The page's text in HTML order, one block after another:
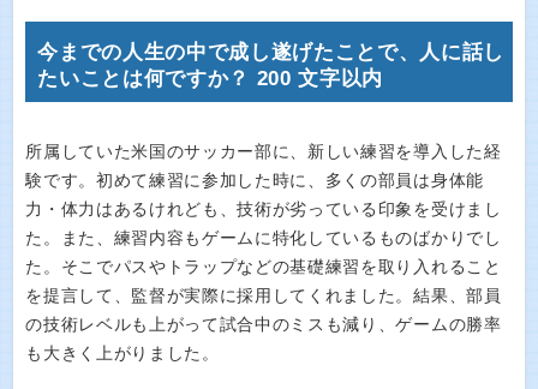
今までの人生の中で成し遂げたことで、人に話し
たいことは何ですか？ 200 文字以内
所属していた米国のサッカー部に、新しい練習を導入した経
験です。初めて練習に参加した時に、多くの部員は身体能
力・体力はあるけれども、技術が劣っている印象を受けまし
た。また、練習内容もゲームに特化しているものばかりでし
た。そこでパスやトラップなどの基礎練習を取り入れること
を提言して、監督が実際に採用してくれました。結果、部員
の技術レベルも上がって試合中のミスも減り、ゲームの勝率
も大きく上がりました。